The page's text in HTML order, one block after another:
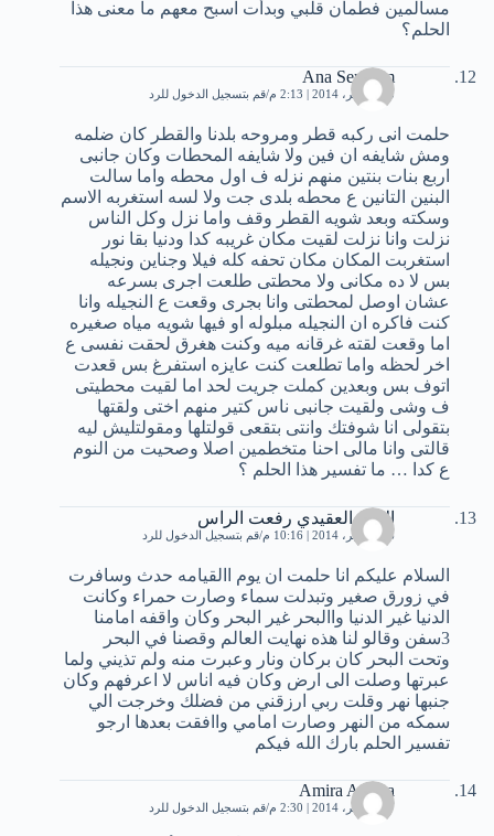
مسالمين فطمأن قلبي وبدأت اسبح معهم ما معنى هذا
الحلم؟
Ana Semsem
15 نوفمبر، 2014 | 2:13 م قم بتسجيل الدخول للرد
حلمت انى ركبه قطر ومروحه بلدنا والقطر كان ضلمه
ومش شايفه ان فين ولا شايفه المحطات وكان جانبى
اربع بنات بنتين منهم نزله ف اول محطه واما سالت
البنين التانين ع محطه بلدى جت ولا لسه استغربه الاسم
وسكته وبعد شويه القطر وقف واما نزل وكل الناس
نزلت وانا نزلت لقيت مكان غريبه كدا ودنيا بقا نور
استغربت المكان مكان تحفه كله فيلا وجناين ونجيله
بس لا ده مكانى ولا محطتى طلعت اجرى بسرعه
عشان اوصل لمحطتى وانا بجرى وقعت ع النجيله وانا
كنت فاكره ان النجيله مبلوله او فيها شويه مياه صغيره
اما وقعت لقته غرقانه ميه وكنت هغرق لحقت نفسى ع
اخر لحظه واما تطلعت كنت عايزه استفرغ بس قعدت
اتوف بس وبعدين كملت جريت لحد اما لقيت محطيتى
ف وشى ولقيت جانبى ناس كتير منهم اختى ولقتها
بتقولى انا شوفتك وانتى بتقعى قولتلها ومقولتليش ليه
قالتى وانا مالى احنا متخطمين اصلا وصحيت من النوم
ع كدا … ما تفسير هذا الحلم ؟
الابرز العقيدي رفعت الراس
16 نوفمبر، 2014 | 10:16 م قم بتسجيل الدخول للرد
السلام عليكم انا حلمت ان يوم االقيامه حدث وسافرت
في زورق صغير وتبدلت سماء وصارت حمراء وكانت
الدنيا غير الدنيا واالبحر غير البحر وكان واقفه امامنا
3سفن وقالو لنا هذه نهايت العالم وقصنا في البحر
وتحت البحر كان بركان ونار وعبرت منه ولم تذيني ولما
عبرتها وصلت الى ارض وكان فيه اناس لا اعرفهم وكان
جنبها نهر وقلت ربي ارزقني من فضلك وخرجت الي
سمكه من النهر وصارت امامي واافقت بعدها ارجو
تفسير الحلم بارك الله فيكم
Amira Amora
17 نوفمبر، 2014 | 2:30 م قم بتسجيل الدخول للرد